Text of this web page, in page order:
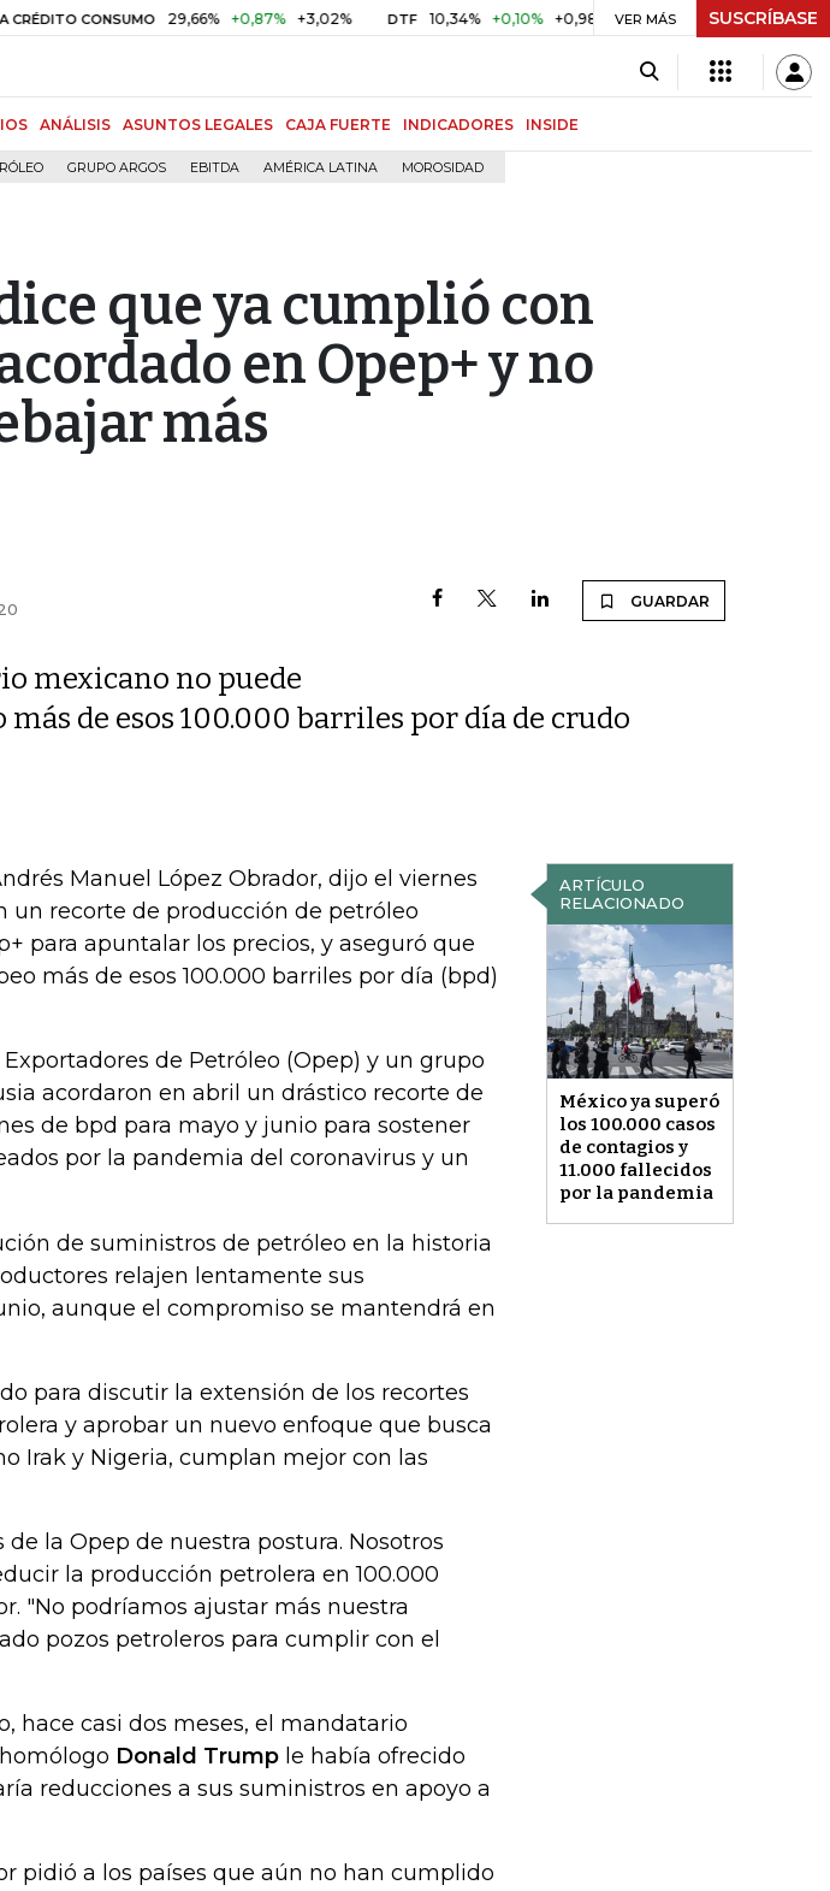
CONSUMO 29,66% +0,87% +3,02% DTF 10,34% +0,10% +0,98% UVR $ 416,86 +$ 0,05 +0,01%
VER MÁS SUSCRÍBASE
ANÁLISIS ASUNTOS LEGALES CAJA FUERTE INDICADORES INSIDE
GRUPO ARGOS EBITDA AMÉRICA LATINA MOROSIDAD
que ya cumplió con
en Opep+ y no
más
GUARDAR
mexicano no puede
de esos 100.000 barriles por día de crudo
ARTÍCULO
RELACIONADO
México ya superó
los 100.000 casos
de contagios y
11.000 fallecidos
por la pandemia
Manuel López Obrador, dijo el viernes
un recorte de producción de petróleo
para apuntalar los precios, y aseguró que
más de esos 100.000 barriles por día (bpd)
de Petróleo (Opep) y un grupo
acordaron en abril un drástico recorte de
de bpd para mayo y junio para sostener
por la pandemia del coronavirus y un
de suministros de petróleo en la historia
relajen lentamente sus
aunque el compromiso se mantendrá en
para discutir la extensión de los recortes
y aprobar un nuevo enfoque que busca
Irak y Nigeria, cumplan mejor con las
la Opep de nuestra postura. Nosotros
la producción petrolera en 100.000
"No podríamos ajustar más nuestra
pozos petroleros para cumplir con el
hace casi dos meses, el mandatario
Donald Trump le había ofrecido
reducciones a sus suministros en apoyo a
pidió a los países que aún no han cumplido